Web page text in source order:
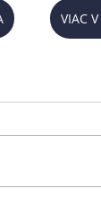
VIAC